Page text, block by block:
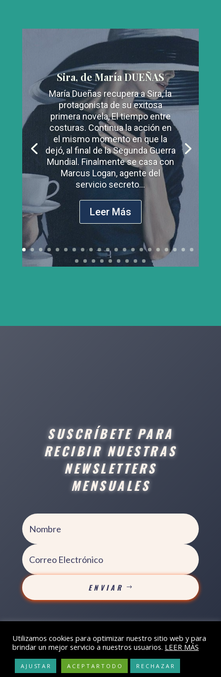
Sira, de María DUEÑAS
María Dueñas recupera a Sira, la
protagonista de su exitosa
primera novela, El tiempo entre
costuras. Continua la acción en
el mismo momento en que la
dejó, al final de la Segunda Guerra
Mundial. Finalmente se casa con
Marcus Logan, agente del
servicio secreto...
Leer Más
SUSCRÍBETE PARA
RECIBIR NUESTRAS
NEWSLETTERS
MENSUALES
ENVIAR
Avisos legales·Política de Privacidad· Política
de Cookies·El Mundo en Palabras 2018 © Todos
los derechos reservados
Utilizamos cookies para optimizar nuestro sitio web y para
brindar un mejor servicio a nuestros usuarios. LEER MÁS
A J U ST A R A C E P T A R T O D O R E C H A Z A R